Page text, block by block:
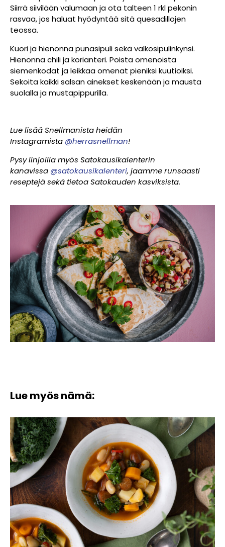
Siirrä siivilään valumaan ja ota talteen 1 rkl pekonin
rasvaa, jos haluat hyödyntää sitä quesadillojen
teossa.
Kuori ja hienonna punasipuli sekä valkosipulinkynsi.
Hienonna chili ja korianteri. Poista omenoista
siemenkodat ja leikkaa omenat pieniksi kuutioiksi.
Sekoita kaikki salsan ainekset keskenään ja mausta
suolalla ja mustapippurilla.
Lue lisää Snellmanista heidän
Instagramista @herrasnellman!
Pysy linjoilla myös Satokausikalenterin
kanavissa @satokausikalenteri, jaamme runsaasti
reseptejä sekä tietoa Satokauden kasviksista.
Lue myös nämä: